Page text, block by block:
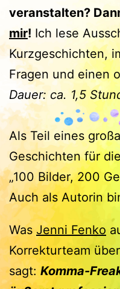
veranstalten?
mir! Ich lese
Kurzgeschichten,
Fragen und einen
Dauer: ca. 1,5
Als Teil eines
Geschichten für
„100 Bilder, 200
Auch als Autorin
Was Jenni Fenko
Korrekturteam
sagt: Komma-